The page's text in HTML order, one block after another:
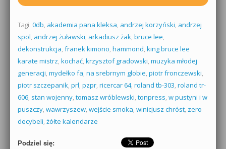
Tagi: 0db, akademia pana kleksa, andrzej korzyński, andrzej
spol, andrzej żuławski, arkadiusz żak, bruce lee,
dekonstrukcja, franek kimono, hammond, king bruce lee
karate mistrz, kochać, krzysztof gradowski, muzyka młodej
generacji, mydełko fa, na srebrnym globie, piotr fronczewski,
piotr szczepanik, prl, pzpr, ricercar 64, roland tb-303, roland tr-
606, stan wojenny, tomasz wróblewski, tonpress, w pustyni i w
puszczy, wawrzyszew, wejście smoka, winicjusz chróst, zero
decybeli, żółte kalendarze
Podziel się: